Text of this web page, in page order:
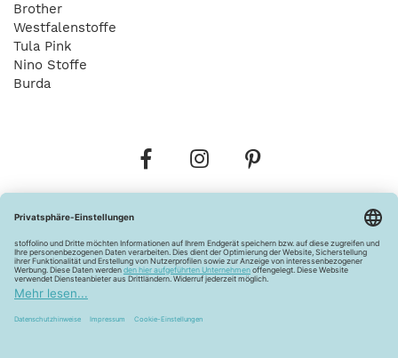
Brother
Westfalenstoffe
Tula Pink
Nino Stoffe
Burda
Widerrufsbelehrung Vertrag widerrufen
Barrierefreiheitserklärung